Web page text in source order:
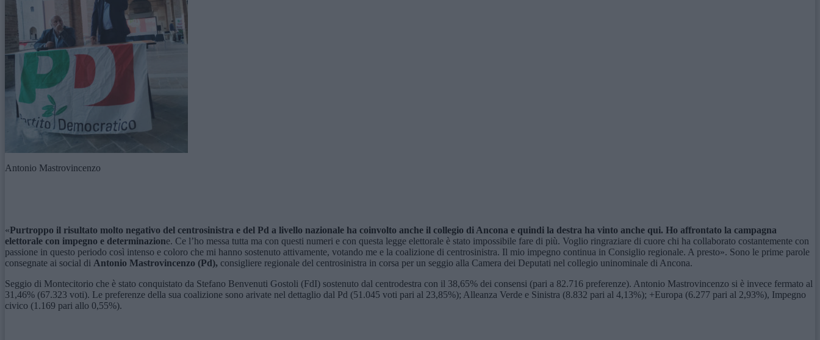
Antonio Mastrovincenzo
«Purtroppo il risultato molto negativo del centrosinistra e del Pd a livello nazionale ha coinvolto anche il collegio di Ancona e quindi la destra ha vinto anche qui. Ho affrontato la campagna
elettorale con impegno e determinazione. Ce l’ho messa tutta ma con questi numeri e con questa legge elettorale è stato impossibile fare di più. Voglio ringraziare di cuore chi ha collaborato costantemente con
passione in questo periodo così intenso e coloro che mi hanno sostenuto attivamente, votando me e la coalizione di centrosinistra. Il mio impegno continua in Consiglio regionale. A presto». Sono le prime parole
consegnate ai social di Antonio Mastrovincenzo (Pd), consigliere regionale del centrosinistra in corsa per un seggio alla Camera dei Deputati nel collegio uninominale di Ancona.
Seggio di Montecitorio che è stato conquistato da Stefano Benvenuti Gostoli (FdI) sostenuto dal centrodestra con il 38,65% dei consensi (pari a 82.716 preferenze). Antonio Mastrovincenzo si è invece fermato al
31,46% (67.323 voti). Le preferenze della sua coalizione sono arivate nel dettaglio dal Pd (51.045 voti pari al 23,85%); Alleanza Verde e Sinistra (8.832 pari al 4,13%); +Europa (6.277 pari al 2,93%), Impegno
civico (1.169 pari allo 0,55%).